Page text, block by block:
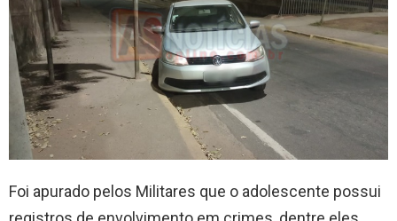
Foi apurado pelos Militares que o adolescente possui